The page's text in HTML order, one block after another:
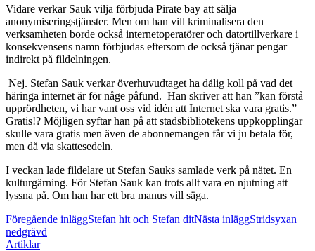
Vidare verkar Sauk vilja förbjuda Pirate bay att sälja
anonymiseringstjänster. Men om han vill kriminalisera den
verksamheten borde också internetoperatörer och datortillverkare i
konsekvensens namn förbjudas eftersom de också tjänar pengar
indirekt på fildelningen.
Nej. Stefan Sauk verkar överhuvudtaget ha dålig koll på vad det
häringa internet är för någe påfund. Han skriver att han ”kan förstå
upprördheten, vi har vant oss vid idén att Internet ska vara gratis.”
Gratis!? Möjligen syftar han på att stadsbibliotekens uppkopplingar
skulle vara gratis men även de abonnemangen får vi ju betala för,
men då via skattesedeln.
I veckan lade fildelare ut Stefan Sauks samlade verk på nätet. En
kulturgärning. För Stefan Sauk kan trots allt vara en njutning att
lyssna på. Om han har ett bra manus vill säga.
Inläggsnavigering
Föregående inläggStefan hit och Stefan ditNästa inläggStridsyxan
nedgrävd
Artiklar